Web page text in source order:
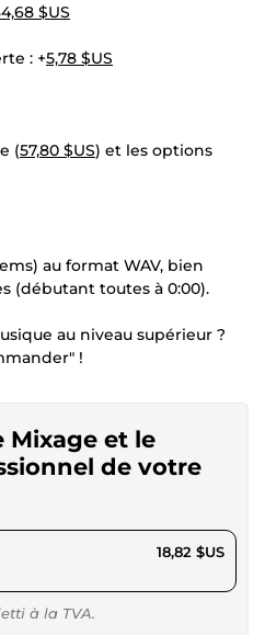
$US
: +5,78 $US
(57,80 $US) et les options
au format WAV, bien
(débutant toutes à 0:00).
au niveau supérieur ?
!
Mixage et le
de votre
$US 18,82 $US
à la TVA.